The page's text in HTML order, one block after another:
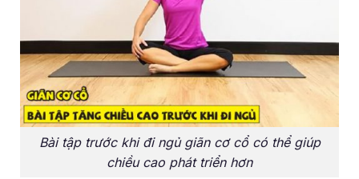
Bài tập trước khi đi ngủ giãn cơ cổ có thể giúp
chiều cao phát triển hơn